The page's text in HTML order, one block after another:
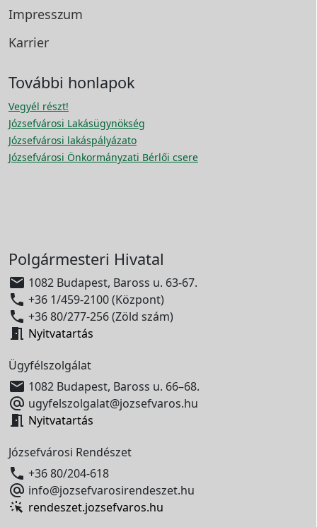
Impresszum
Karrier
További honlapok
Vegyél részt!
Józsefvárosi Lakásügynökség
Józsefvárosi lakáspályázato
Józsefvárosi Önkormányzati Bérlői csere
Polgármesteri Hivatal
 1082 Budapest, Baross u. 63-67.
 +36 1/459-2100 (Központ)
 +36 80/277-256 (Zöld szám)
 Nyitvatartás
Ügyfélszolgálat
 1082 Budapest, Baross u. 66–68.
 ugyfelszolgalat@jozsefvaros.hu
 Nyitvatartás
Józsefvárosi Rendészet
 +36 80/204-618
 info@jozsefvarosirendeszet.hu
rendeszet.jozsefvaros.hu